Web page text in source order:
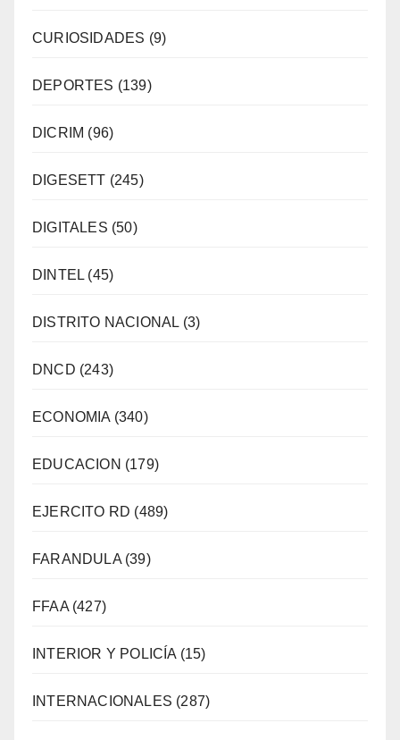
CURIOSIDADES (9)
DEPORTES (139)
DICRIM (96)
DIGESETT (245)
DIGITALES (50)
DINTEL (45)
DISTRITO NACIONAL (3)
DNCD (243)
ECONOMIA (340)
EDUCACION (179)
EJERCITO RD (489)
FARANDULA(39)
FFAA(427)
INTERIOR Y POLICÍA (15)
INTERNACIONALES (287)